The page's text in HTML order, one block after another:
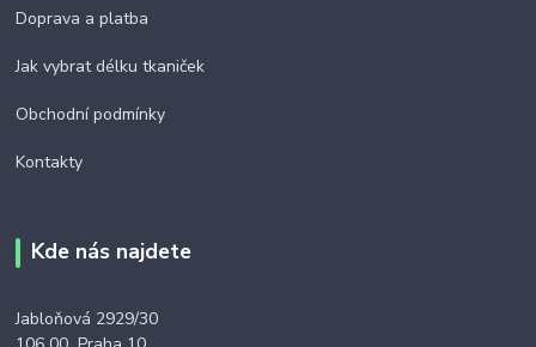
Doprava a platba
Jak vybrat délku tkaniček
Obchodní podmínky
Kontakty
Kde nás najdete
Jabloňová 2929/30